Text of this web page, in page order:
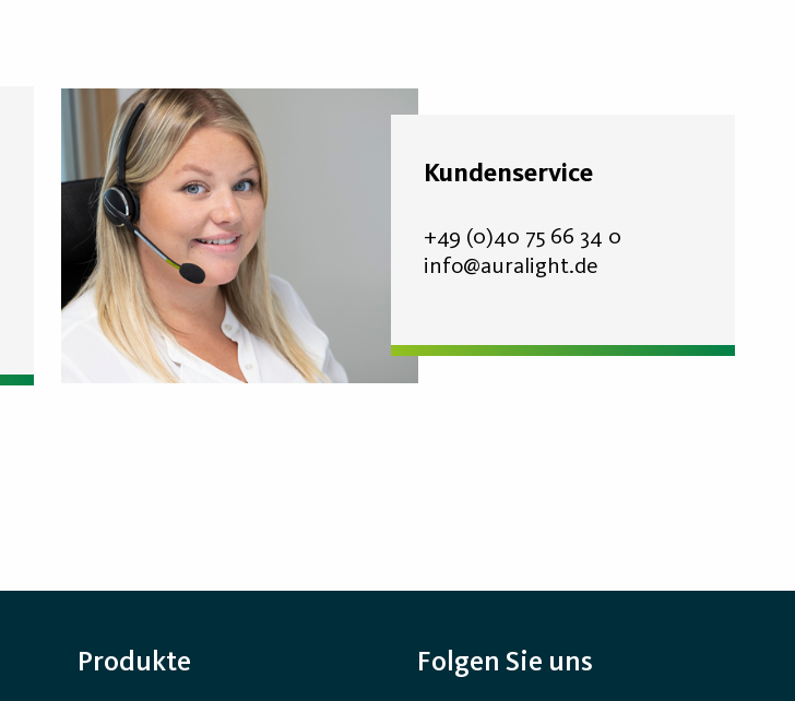
Kundenservice
+49 (0)40 75 66 34 0
info@auralight.de
Produkte Folgen Sie uns